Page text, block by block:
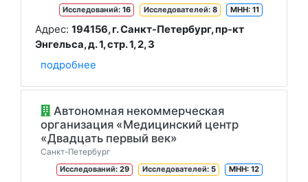
МНН: 11
Исследователей: 8
Исследований: 16
Адрес: 194156, г. Санкт-Петербург, пр-кт
Энгельса, д. 1, стр. 1, 2, 3
подробнее
Автономная некоммерческая
организация «Медицинский центр
«Двадцать первый век»
Санкт-Петербург
МНН: 12
Исследователей: 5
Исследований: 29